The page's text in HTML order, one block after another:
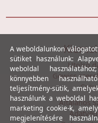
Utolsó
Gewiss
Általános
A weboldalunkon
sütiket használunk:
weboldal
könnyebben
teljesítmény-sütik,
használunk a weboldal
marketing cookie-k,
megjelenítésére